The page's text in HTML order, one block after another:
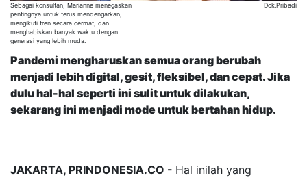
Sebagai konsultan, Marianne menegaskan
pentingnya untuk terus mendengarkan,
mengikuti tren secara cermat, dan
menghabiskan banyak waktu dengan
generasi yang lebih muda.
Dok.Pribadi
Pandemi mengharuskan semua orang berubah
menjadi lebih digital, gesit, fleksibel, dan cepat. Jika
dulu hal-hal seperti ini sulit untuk dilakukan,
sekarang ini menjadi mode untuk bertahan hidup.
JAKARTA, PRINDONESIA.CO - Hal inilah yang